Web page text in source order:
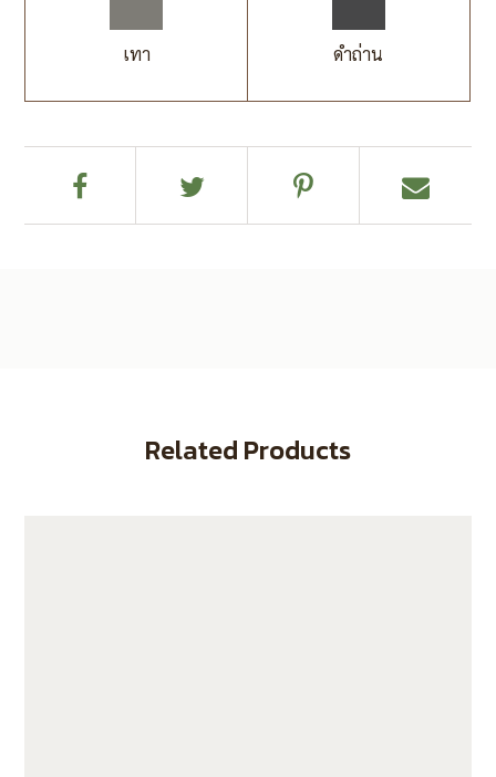
เทา ดำถ่าน
Related Products